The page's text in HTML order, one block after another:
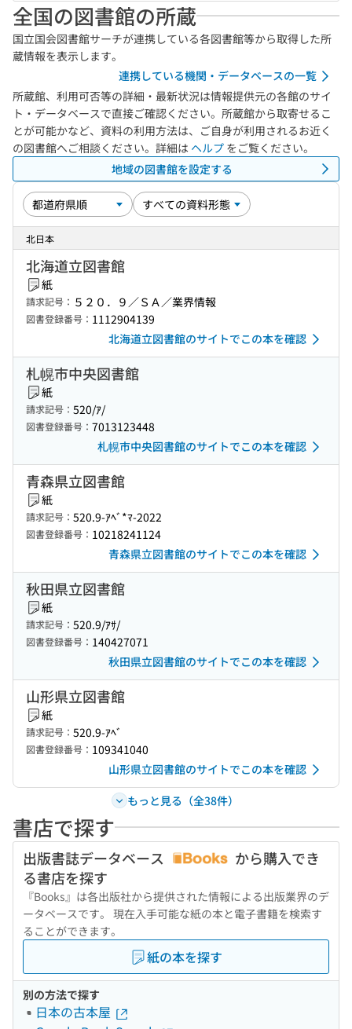
全国の図書館の所蔵
国立国会図書館サーチが連携している各図書館等から取得した所
蔵情報を表示します。
連携している機関・データベースの一覧
所蔵館、利用可否等の詳細・最新状況は情報提供元の各館のサイ
ト・データベースで直接ご確認ください。所蔵館から取寄せるこ
とが可能かなど、資料の利用方法は、ご自身が利用されるお近く
の図書館へご相談ください。詳細は ヘルプ をご覧ください。
地域の図書館を設定する
北日本
北海道立図書館
紙
請求記号： ５２０．９／ＳＡ／業界情報
図書登録番号： 1112904139
北海道立図書館のサイトでこの本を確認
札幌市中央図書館
紙
請求記号： 520/ｱ/
図書登録番号： 7013123448
札幌市中央図書館のサイトでこの本を確認
青森県立図書館
紙
請求記号： 520.9-ｱﾍﾞ*ﾏ-2022
図書登録番号： 10218241124
青森県立図書館のサイトでこの本を確認
秋田県立図書館
紙
請求記号： 520.9/ｱｻ/
図書登録番号： 140427071
秋田県立図書館のサイトでこの本を確認
山形県立図書館
紙
請求記号： 520.9-ｱﾍﾞ
図書登録番号： 109341040
山形県立図書館のサイトでこの本を確認
もっと見る（全38件）
書店で探す
出版書誌データベース
から購入でき
る書店を探す
『Books』は各出版社から提供された情報による出版業界のデ
ータベースです。 現在入手可能な紙の本と電子書籍を検索す
ることができます。
紙の本を探す
別の方法で探す
日本の古本屋